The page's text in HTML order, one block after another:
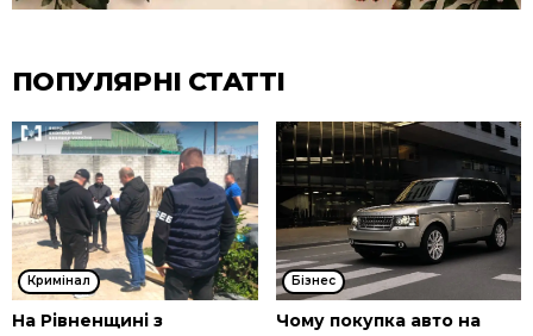
ПОПУЛЯРНІ СТАТТІ
Кримінал
На Рівненщині з
Бізнес
Чому покупка авто на